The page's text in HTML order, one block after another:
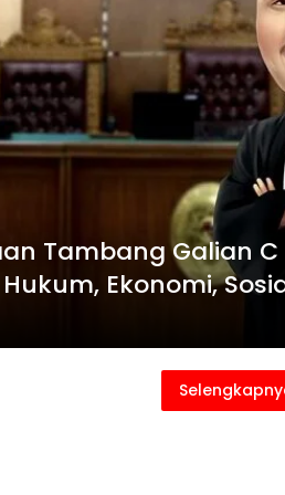
Tambang Galian
Ekonomi,